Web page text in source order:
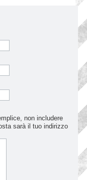
non includere
sarà il tuo indirizzo